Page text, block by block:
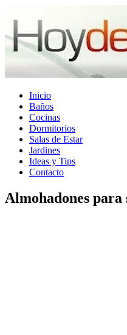
Inicio
Baños
Cocinas
Dormitorios
Salas de Estar
Jardines
Ideas y Tips
Contacto
Almohadones para